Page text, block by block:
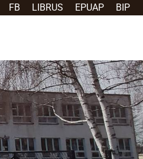
FB LIBRUS EPUAP BIP